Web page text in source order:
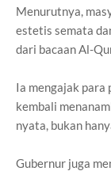
Menurutnya,
estetis semata
dari bacaan Al-
Ia mengajak para
kembali
nyata, bukan
Gubernur juga